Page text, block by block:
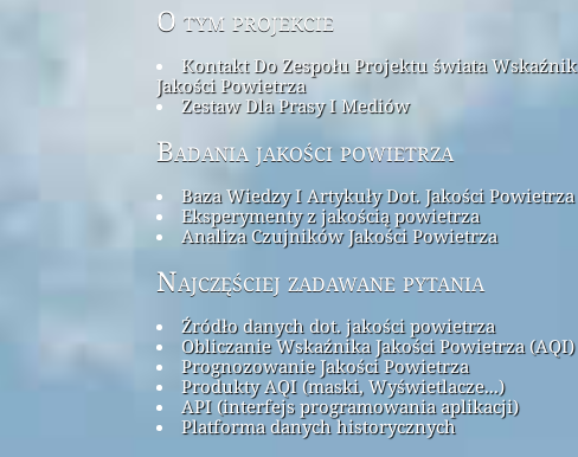
O tym projekcie
Kontakt Do Zespołu Projektu świata Wskaźnik
Jakości Powietrza
Zestaw Dla Prasy I Mediów
Badania jakości powietrza
Baza Wiedzy I Artykuły Dot. Jakości Powietrza
Eksperymenty z jakością powietrza
Analiza Czujników Jakości Powietrza
Najczęściej zadawane pytania
Źródło danych dot. jakości powietrza
Obliczanie Wskaźnika Jakości Powietrza (AQI)
Prognozowanie Jakości Powietrza
Produkty AQI (maski, Wyświetlacze...)
API (interfejs programowania aplikacji)
Platforma danych historycznych